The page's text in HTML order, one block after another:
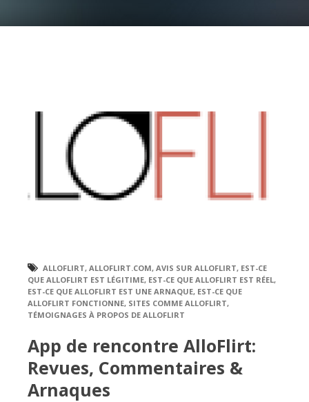
ALLOFLIRT, ALLOFLIRT.COM, AVIS SUR ALLOFLIRT, EST-CE
QUE ALLOFLIRT EST LÉGITIME, EST-CE QUE ALLOFLIRT EST RÉEL,
EST-CE QUE ALLOFLIRT EST UNE ARNAQUE, EST-CE QUE
ALLOFLIRT FONCTIONNE, SITES COMME ALLOFLIRT,
TÉMOIGNAGES À PROPOS DE ALLOFLIRT
App de rencontre AlloFlirt:
Revues, Commentaires &
Arnaques